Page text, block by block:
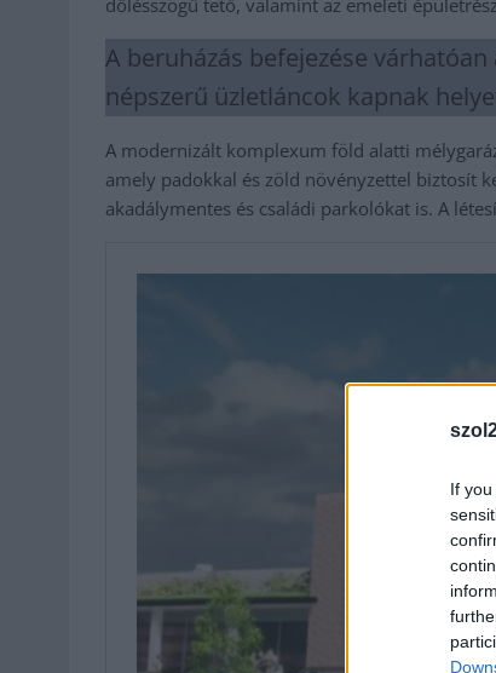
If
dőlésszögű tető, valamint az emeleti
A beruházás befejezése
népszerű üzletláncok kapnak
A modernizált komplexum föld alatti
amely padokkal és zöld növényzettel biztosít
akadálymentes és családi parkolókat is. A